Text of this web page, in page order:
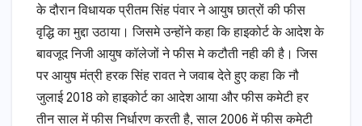
के दौरान विधायक प्रीतम सिंह पंवार ने आयुष छात्रों की फीस
वृद्धि का मुद्दा उठाया। जिसमे उन्होंने कहा कि हाइकोर्ट के आदेश के
बावजूद निजी आयुष कॉलेजों ने फीस मे कटौती नही की है। जिस
पर आयुष मंत्री हरक सिंह रावत ने जवाब देते हुए कहा कि नौ
जुलाई 2018 को हाइकोर्ट का आदेश आया और फीस कमेटी हर
तीन साल में फीस निर्धारण करती है, साल 2006 में फीस कमेटी